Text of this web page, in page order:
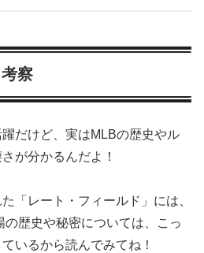
察
だけど、実はMLBの歴史やル
が分かるんだよ！
「レート・フィールド」には、
歴史や秘密については、こっ
いるから読んでみてね！